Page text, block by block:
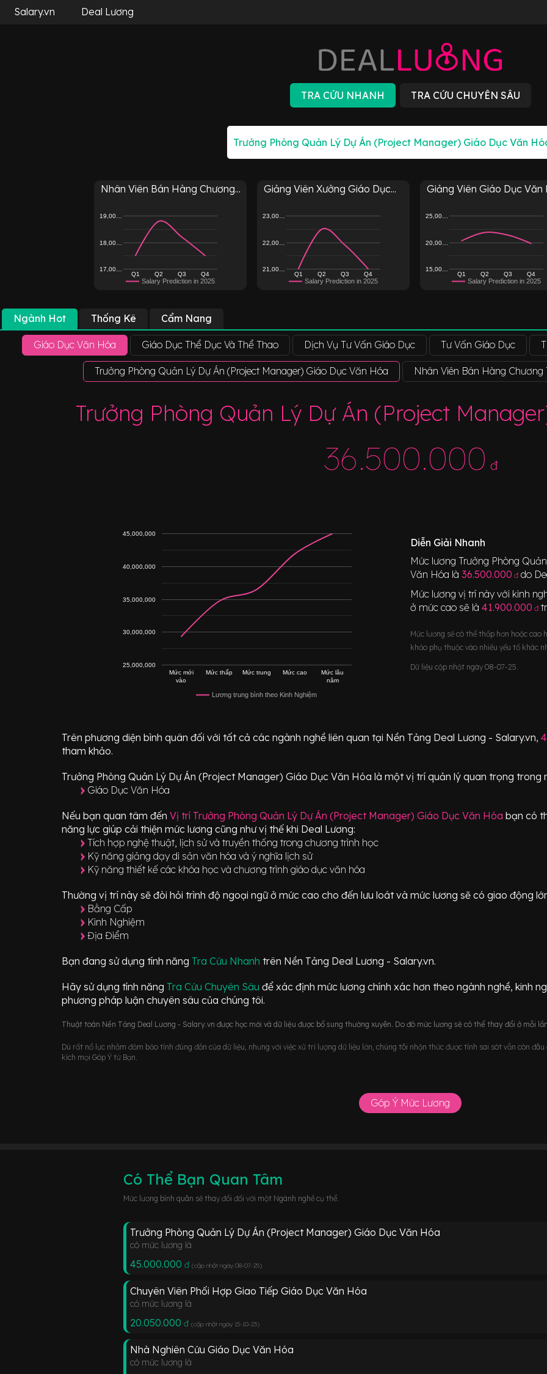
Salary.vn Deal Lương
Nhân Viên Bán Hàng Chương...
Salary Prediction in 2025
Q1 Q2 Q3 Q4
17,00…
18,00…
19,00…
Giảng Viên Xưởng Giáo Dục...
Salary Prediction in 2025
Q1 Q2 Q3 Q4
21,00…
22,00…
23,00…
Giảng Viên Giáo Dục Văn
Salary Prediction in 2025
Q1 Q2 Q3 Q4
15,00…
20,00…
25,00…
Ngành Hot Thống Kê Cẩm Nang
Giáo Dục Văn Hóa Giáo Dục Thể Dục Và Thể Thao Dịch Vụ Tư Vấn Giáo Dục Tư Vấn Giáo Dục
Trưởng Phòng Quản Lý Dự Án (Project Manager) Giáo Dục Văn Hóa Nhân Viên Bán Hàng
Trưởng Phòng Quản Lý Dự Án (Project
36.500.000 đ
Lương trung bình theo Kinh Nghiệm
Mức mới
vào
Mức thấp Mức trung Mức cao
Mức lâu
năm
25,000,000
30,000,000
35,000,000
40,000,000
45,000,000
Diễn Giải Nhanh
Mức lương Trưởng Phòng
Văn Hóa là 36.500.000 đdo
Mức lương vị trí này với kinh
ở mức cao sẽ là 41.900.000 đ
Mức lương sẽ có thể thấp hơn hoặc
khảo phụ thuộc vào nhiều yếu tố khác
Dữ liệu cập nhật ngày 08-07-25.
Trên phương diện bình quân đối với tất cả các ngành nghề liên quan tại Nền Tảng Deal Lương - Salary.vn,
tham khảo.
Trưởng Phòng Quản Lý Dự Án (Project Manager) Giáo Dục Văn Hóa là một vị trí quản lý quan trọng trong
Giáo Dục Văn Hóa
Nếu bạn quan tâm đến Vị trí Trưởng Phòng Quản Lý Dự Án (Project Manager) Giáo Dục Văn Hóa bạn có
năng lực giúp cải thiện mức lương cũng như vị thế khi Deal Lương:
Tích hợp nghệ thuật, lịch sử và truyền thống trong chương trình học
Kỹ năng giảng dạy di sản văn hóa và ý nghĩa lịch sử
Kỹ năng thiết kế các khóa học và chương trình giáo dục văn hóa
Thường vị trí này sẽ đòi hỏi trình độ ngoại ngữ ở mức cao cho đến lưu loát và mức lương sẽ có giao động
Bằng Cấp
Kinh Nghiệm
Địa Điểm
Bạn đang sử dụng tính năng Tra Cứu Nhanh trên Nền Tảng Deal Lương - Salary.vn.
Hãy sử dụng tính năng Tra Cứu Chuyên Sâu để xác định mức lương chính xác hơn theo ngành nghề, kinh
phương pháp luận chuyên sâu của chúng tôi.
Thuật toán Nền Tảng Deal Lương - Salary.vn được học mới và dữ liệu được bổ sung thường xuyên. Do đó mức lương sẽ có thể thay đổi ở mỗi
Dù rất nổ lực nhằm đảm bảo tính đúng đắn của dữ liệu, nhưng với việc xử trí lượng dữ liệu lớn, chúng tôi nhận thức được tính sai sót vẫn còn
kích mọi Góp Ý từ Bạn.
Góp Ý Mức Lương
Có Thể Bạn Quan Tâm
Mức lương bình quân sẽ thay đổi đối với một Ngành nghề cụ thể.
Trưởng Phòng Quản Lý Dự Án (Project Manager) Giáo Dục Văn Hóa
có mức lương là
45.000.000 đ (cập nhật ngày 08-07-25)
Chuyên Viên Phối Hợp Giao Tiếp Giáo Dục Văn Hóa
có mức lương là
20.050.000 đ (cập nhật ngày 15-10-23)
Nhà Nghiên Cứu Giáo Dục Văn Hóa
có mức lương là